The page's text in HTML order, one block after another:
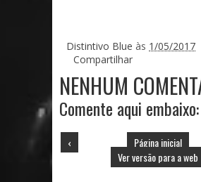
Distintivo Blue às 1/05/2017
Compartilhar
NENHUM
Comente aqui embaixo:
‹
Página inicial
Ver versão para a web